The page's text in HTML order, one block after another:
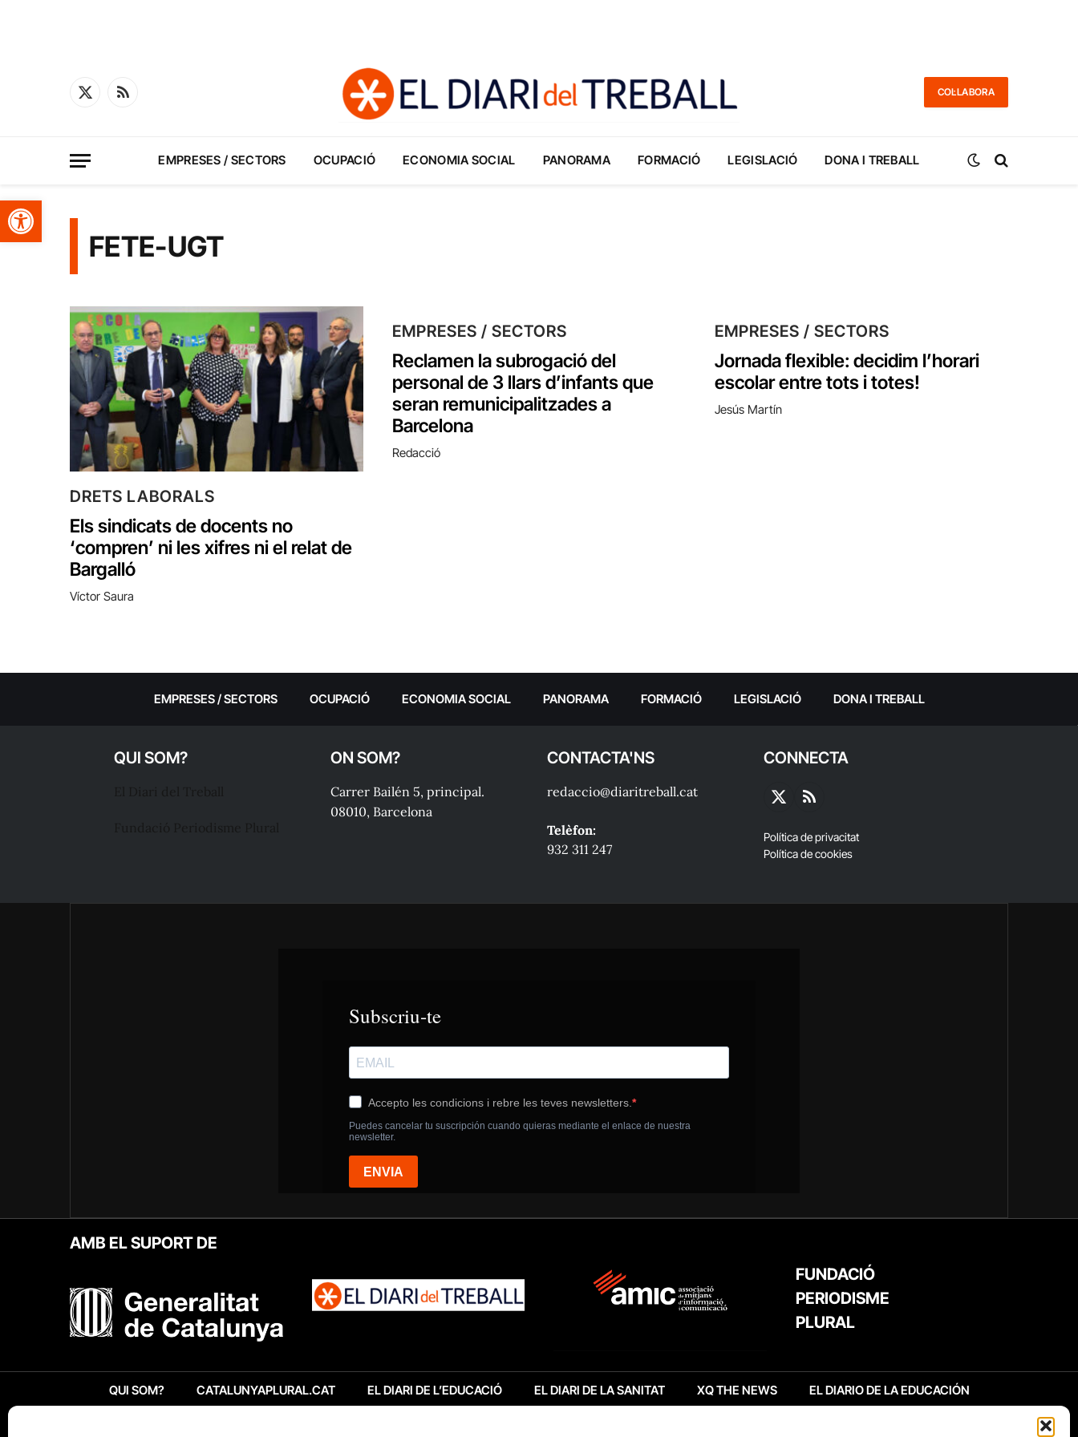
Obre la barra d'eines
X
RSS
COL·LABORA
EMPRESES / SECTORS OCUPACIÓ ECONOMIA SOCIAL PANORAMA FORMACIÓ LEGISLACIÓ DONA I TREBALL
FETE-UGT
DRETS LABORALS
Els sindicats de docents no
‘compren’ ni les xifres ni el relat de
Bargalló
Víctor Saura
EMPRESES / SECTORS
Reclamen la subrogació del
personal de 3 llars d’infants que
seran remunicipalitzades a
Barcelona
Redacció
EMPRESES / SECTORS
Jornada flexible: decidim l’horari
escolar entre tots i totes!
Jesús Martín
EMPRESES / SECTORS OCUPACIÓ ECONOMIA SOCIAL PANORAMA FORMACIÓ LEGISLACIÓ DONA I TREBALL
QUI SOM? ON SOM?
Carrer Bailén 5, principal.
08010, Barcelona
CONTACTA'NS
redaccio@diaritreball.cat
Telèfon:
932 311 247
CONNECTA
X
RSS
Política de privacitat
Política de cookies
AMB EL SUPORT DE
FUNDACIÓ
PERIODISME
PLURAL
QUI SOM? CATALUNYAPLURAL.CAT EL DIARI DE L’EDUCACIÓ EL DIARI DE LA SANITAT XQ THE NEWS EL DIARIO DE LA EDUCACIÓN